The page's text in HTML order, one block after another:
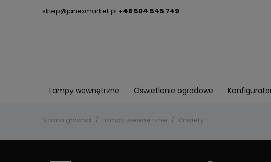
sklep@janexmarket.pl +48 504 545 749
Lampy wewnętrzne Oświetlenie ogrodowe
Strona główna Lampy wewnętrzne Kinkiety